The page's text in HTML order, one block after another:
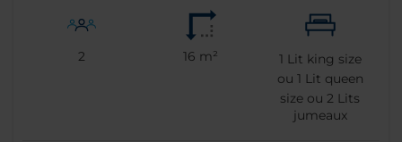
2 16 m² 1 Lit king size
ou 1 Lit queen
size ou2 Lits
jumeaux